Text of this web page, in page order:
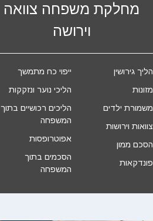
מחלקת משפחה צוואה
וירושה
הליך גירושין
מזונות
משמורת ילדים
צוואות וירושות
הסכם ממון
פונדקאות
ייפוי כח מתמשך
הליכי נוער ונזקקות
הליכים רכושיים בתוך
המשפחה
אפוטרופסות
הסכמים בתוך
המשפחה